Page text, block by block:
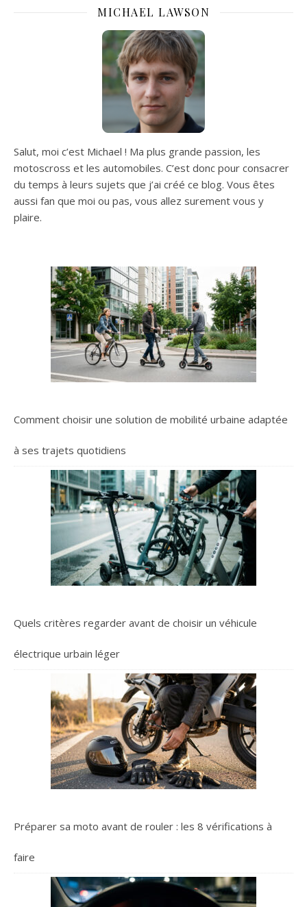
MICHAEL LAWSON
Salut, moi c’est Michael ! Ma plus grande passion, les
motoscross et les automobiles. C’est donc pour consacrer
du temps à leurs sujets que j’ai créé ce blog. Vous êtes
aussi fan que moi ou pas, vous allez surement vous y
plaire.
Comment choisir une solution de mobilité urbaine adaptée
à ses trajets quotidiens
Quels critères regarder avant de choisir un véhicule
électrique urbain léger
Préparer sa moto avant de rouler : les 8 vérifications à
faire